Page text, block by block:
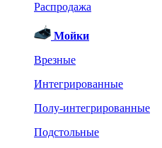
Распродажа
Мойки
Врезные
Интегрированные
Полу-интегрированные
Подстольные